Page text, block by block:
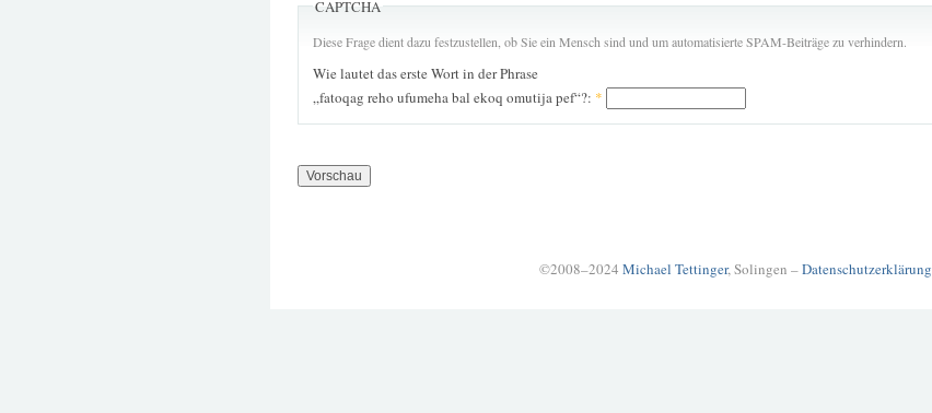
CAPTCHA
Diese Frage dient dazu festzustellen, ob Sie ein Mensch sind und um automatisierte SPAM-Beiträge zu verhindern.
Wie lautet das erste Wort in der Phrase
„fatoqag reho ufumeha bal ekoq omutija pef“?: *
©2008–2024 Michael Tettinger, Solingen –Datenschutzerklärung